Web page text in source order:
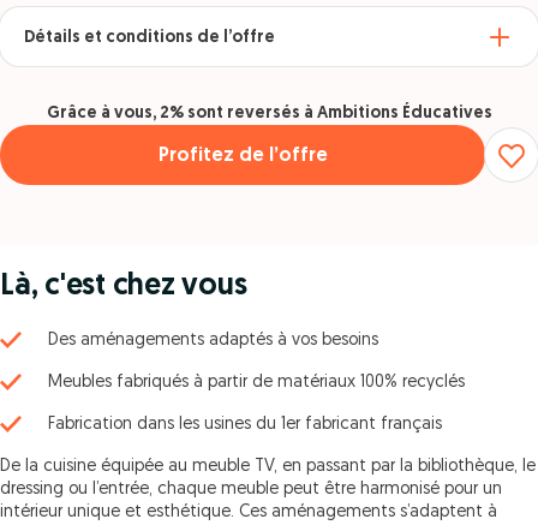
Là, c'est chez vous
Des aménagements adaptés à vos besoins
Meubles fabriqués à partir de matériaux 100% recyclés
Fabrication dans les usines du 1er fabricant français
De la cuisine équipée au meuble TV, en passant par la bibliothèque, le
dressing ou l’entrée, chaque meuble peut être harmonisé pour un
intérieur unique et esthétique. Ces aménagements s’adaptent à
Détails et conditions de l’offre
Profitez de l’offre
Grâce à vous, 2% sont reversés à Ambitions Éducatives